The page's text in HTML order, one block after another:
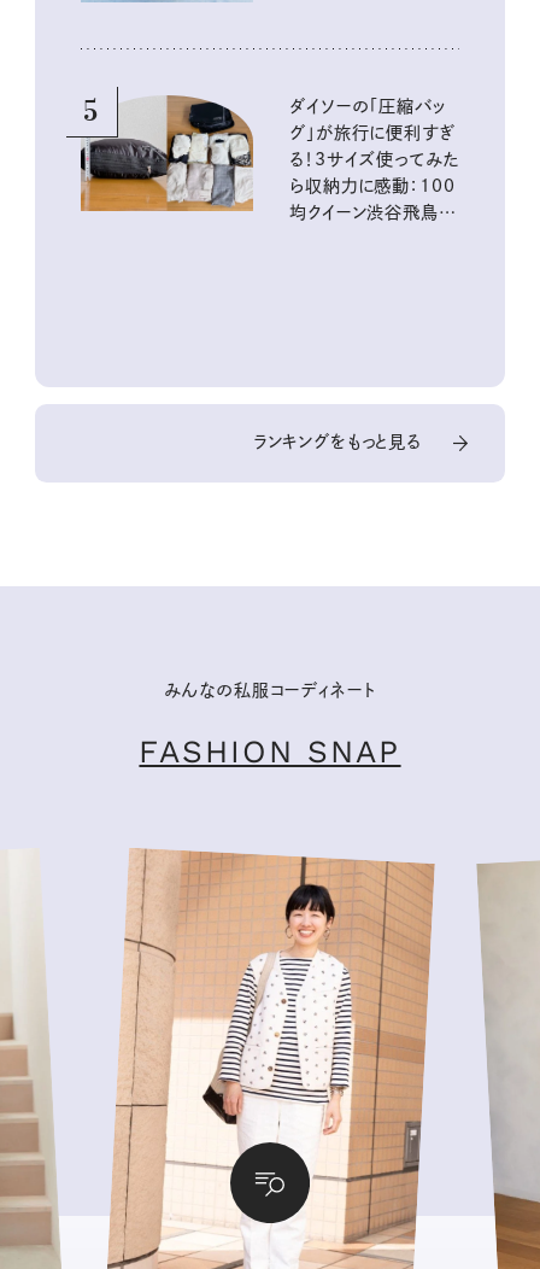
5
ダイソーの「圧縮バッ
グ」が旅行に便利すぎ
る！3サイズ使ってみた
ら収納力に感動：100
均クイーン渋谷飛鳥の
ランキングをもっと見る
みんなの私服コーディネート
FASHION SNAP